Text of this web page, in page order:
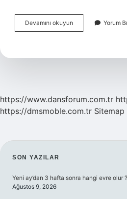
Devamını okuyun
Temel
Yorum
https://www.dansforum.com.tr
https://dmsmoble.com.tr Sitemap
SIDEBAR
SON YAZILAR
Yeni ay’dan 3 hafta sonra hangi evre olur ?
Ağustos 9, 2026